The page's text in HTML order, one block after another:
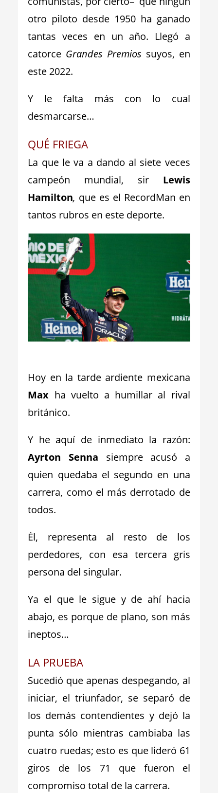
otro piloto desde 1950 ha ganado
tantas veces en un año. Llegó a
catorce Grandes Premios suyos, en
este 2022.
Y le falta más con lo cual
desmarcarse…
QUÉ FRIEGA
La que le va a dando al siete veces
campeón mundial, sir Lewis
Hamilton, que es el RecordMan en
tantos rubros en este deporte.
Hoy en la tarde ardiente mexicana
Max ha vuelto a humillar al rival
británico.
Y he aquí de inmediato la razón:
Ayrton Senna siempre acusó a
quien quedaba el segundo en una
carrera, como el más derrotado de
todos.
Él, representa al resto de los
perdedores, con esa tercera gris
persona del singular.
Ya el que le sigue y de ahí hacia
abajo, es porque de plano, son más
ineptos…
LA PRUEBA
Sucedió que apenas despegando, al
iniciar, el triunfador, se separó de
los demás contendientes y dejó la
punta sólo mientras cambiaba las
cuatro ruedas; esto es que lideró 61
giros de los 71 que fueron el
compromiso total de la carrera.